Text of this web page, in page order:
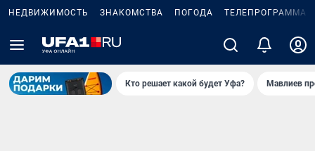
НЕДВИЖИМОСТЬ ЗНАКОМСТВА ПОГОДА ТЕЛЕПРОГРАММА
Кто решает какой будет Уфа? Мавлиев